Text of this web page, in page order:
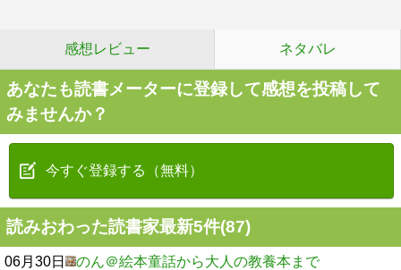
感想レビュー ネタバレ
あなたも読書メーターに登録して感想を投稿して
みませんか？
今すぐ登録する（無料）
読みおわった読書家最新5件(87)
06月30日 のん＠絵本童話から大人の教養本まで